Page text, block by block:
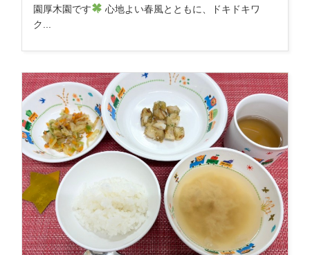
園厚木園です
心地よい春風とともに、ドキドキワ
ク...